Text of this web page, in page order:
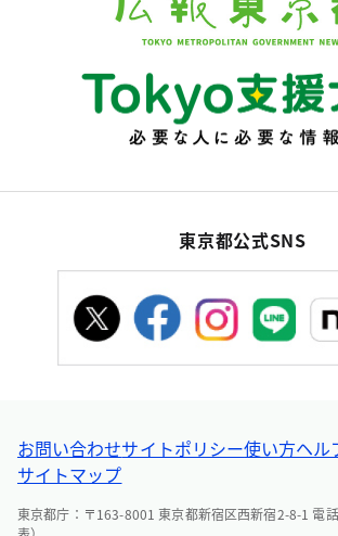
東京都公式SNS
お問い合わせサイトポリシー使い方ヘル
サイトマップ
東京都庁：〒163-8001 東京都新宿区西新宿2-8-1 電